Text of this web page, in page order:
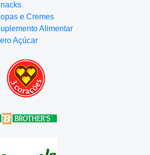
e Cremes
Alimentar
Açúcar